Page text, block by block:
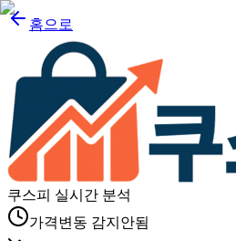
홈으로
쿠스피 실시간 분석
가격변동 감지안됨